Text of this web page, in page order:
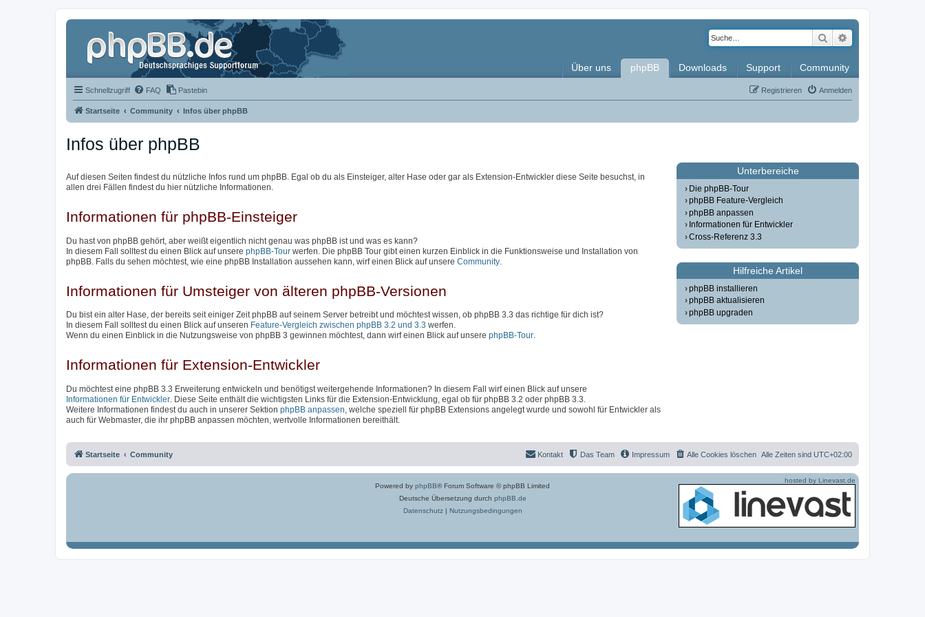
Suche
Über uns phpBB Downloads Support Community
Schnellzugriff FAQ Pastebin Anmelden
Registrieren
Startseite Community Infos über phpBB
Infos über phpBB
Auf diesen Seiten findest du nützliche Infos rund um phpBB. Egal ob du als Einsteiger, alter Hase oder gar als Extension-Entwickler diese Seite besuchst, in
allen drei Fällen findest du hier nützliche Informationen.
Informationen für phpBB-Einsteiger
Du hast von phpBB gehört, aber weißt eigentlich nicht genau was phpBB ist und was es kann?
In diesem Fall solltest du einen Blick auf unsere phpBB-Tour werfen. Die phpBB Tour gibt einen kurzen Einblick in die Funktionsweise und Installation von
phpBB. Falls du sehen möchtest, wie eine phpBB Installation aussehen kann, wirf einen Blick auf unsere Community
Informationen für Umsteiger von älteren phpBB-Versionen
Du bist ein alter Hase, der bereits seit einiger Zeit phpBB auf seinem Server betreibt und möchtest wissen, ob phpBB 3.3 das richtige für dich ist?
In diesem Fall solltest du einen Blick auf unseren Feature-Vergleich zwischen phpBB 3.2 und 3.3 werfen.
Wenn du einen Einblick in die Nutzungsweise von phpBB 3 gewinnen möchtest, dann wirf einen Blick auf unsere phpBB-Tour.
Informationen für Extension-Entwickler
Du möchtest eine phpBB 3.3 Erweiterung entwickeln und benötigst weitergehende Informationen? In diesem Fall wirf einen Blick auf unsere
Informationen für Entwickler . Diese Seite enthält die wichtigsten Links für die Extension-Entwicklung, egal ob für phpBB 3.2 oder phpBB 3.3.
Weitere Informationen findest du auch in unserer Sektion phpBB anpassen , welche speziell für phpBB Extensions angelegt wurde und sowohl für Entwickler als
auch für Webmaster, die ihr phpBB anpassen möchten, wertvolle Informationen bereithält.
Unterbereiche
Die phpBB-Tour
phpBB Feature-Vergleich
phpBB anpassen
Informationen für Entwickler
Cross-Referenz 3.3
Hilfreiche Artikel
phpBB installieren
phpBB aktualisieren
phpBB upgraden
Startseite Community Alle Zeiten sind UTC+02:00
Alle Cookies löschen
Impressum
Das Team
Kontakt
Powered by phpBB® Forum Software © phpBB Limited
Deutsche Übersetzung durch phpBB.de
Datenschutz| Nutzungsbedingungen
hosted by Linevast.de